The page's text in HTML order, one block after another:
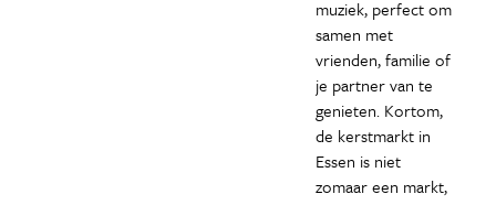
muziek, perfect om
samen met
vrienden, familie of
je partner van te
genieten. Kortom,
de kerstmarkt in
Essen is niet
zomaar een markt,